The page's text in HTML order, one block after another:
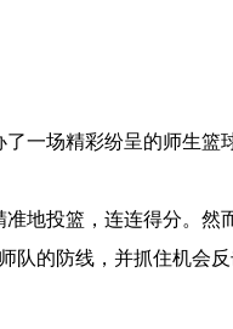
一场精彩纷呈的师生
投篮，连连得分。然
的防线，并抓住机会